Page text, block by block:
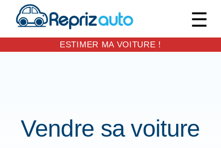
ESTIMER MA VOITURE !
Vendre sa voiture